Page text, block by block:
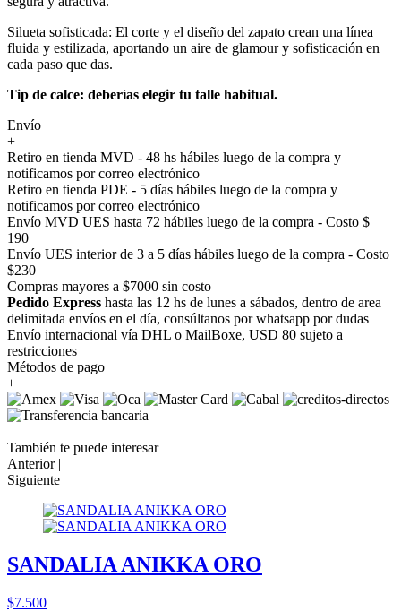
Silueta sofisticada: El corte y el diseño del zapato crean una línea
fluida y estilizada, aportando un aire de glamour y sofisticación en
cada paso que das.
Tip de calce: deberías elegir tu talle habitual.
Envío
+
Retiro en tienda MVD - 48 hs hábiles luego de la compra y
notificamos por correo electrónico
Retiro en tienda PDE - 5 días hábiles luego de la compra y
notificamos por correo electrónico
Envío MVD UES hasta 72 hábiles luego de la compra - Costo $
190
Envío UES interior de 3 a 5 días hábiles luego de la compra - Costo
$230
Compras mayores a $7000 sin costo
Pedido Express hasta las 12 hs de lunes a sábados, dentro de area
delimitada envíos en el día, consúltanos por whatsapp por dudas
Envío internacional vía DHL o MailBoxe, USD 80 sujeto a
restricciones
Métodos de pago
+
También te puede interesar
Anterior |
Siguiente
SANDALIA ANIKKA ORO
$7.500